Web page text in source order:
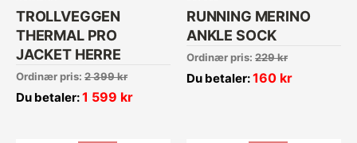
TROLLVEGGEN
THERMAL PRO
JACKET HERRE
Ordinær pris: 2 399kr
Du betaler:1 599 kr
RUNNING MERINO
ANKLE SOCK
Ordinær pris: 229kr
Du betaler:160 kr